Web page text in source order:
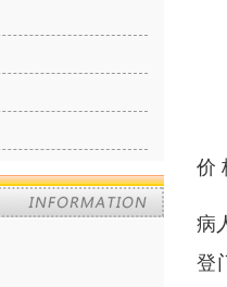
价
病
登